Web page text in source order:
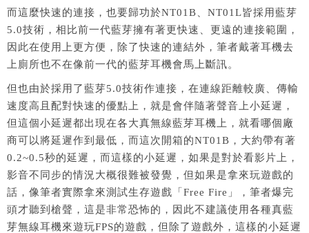
而這麼快速的連接，也要歸功於NT01B、NT01L皆採用藍芽
5.0技術，相比前一代藍芽擁有著更快速、更遠的連接範圍，
因此在使用上更方便，除了快速的連結外，筆者戴著耳機去
上廁所也不在像前一代的藍芽耳機會馬上斷訊。
但也由於採用了藍芽5.0技術作連接，在連線距離較廣、傳輸
速度高且配對快速的優點上，就是會伴隨著聲音上小延遲，
但這個小延遲都出現在各大真無線藍芽耳機上，就看哪個廠
商可以將延遲作到最低，而這次開箱的NT01B，大約帶有著
0.2~0.5秒的延遲，而這樣的小延遲，如果是對於看影片上，
影音不同步的情況大概很難被發覺，但如果是拿來玩遊戲的
話，像筆者實際拿來測試生存遊戲「Free Fire」，筆者爆完
頭才聽到槍聲，這是非常恐怖的，因此不建議使用各種真藍
芽無線耳機來遊玩FPS的遊戲，但除了遊戲外，這樣的小延遲